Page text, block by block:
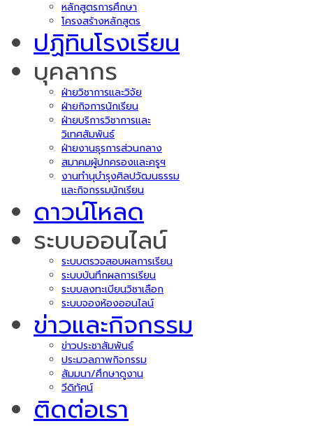
หลักสูตรการศึกษา
โครงสร้างหลักสูตร
ปฏิทินโรงเรียน
บุคลากร
ฝ่ายวิชาการและวิจัย
ฝ่ายกิจการนักเรียน
ฝ่ายบริการวิชาการและ
วิเทศสัมพันธ์
ฝ่ายงานธุรการส่วนกลาง
สมาคมผู้ปกครองและครูฯ
งานทำนุบำรุงศิลปวัฒนธรรม
และกิจกรรมนักเรียน
ดาวน์โหลด
ระบบออนไลน์
ระบบตรวจสอบผลการเรียน
ระบบบันทึกผลการเรียน
ระบบลงทะเบียนวิชาเลือก
ระบบจองห้องออนไลน์
ข่าวและกิจกรรม
ข่าวประชาสัมพันธ์
ประมวลภาพกิจกรรม
สัมมนา/ศึกษาดูงาน
วีดิทัศน์
ติดต่อเรา